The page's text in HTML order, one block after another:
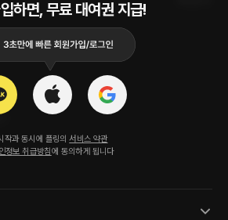
하면, 무료 대여권 지급!
작과 동시에 플링의 서비스 약관
정보 취급방침에 동의하게 됩니다
결)